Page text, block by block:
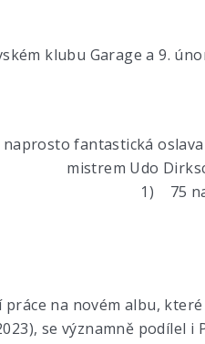
klubu Garage a 9.
naprosto fantastická
mistrem Udo
1) 75
práce na novém albu,
se významně podílel i